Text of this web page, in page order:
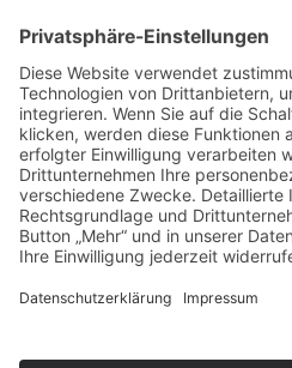
THE KISS TRIBUTE BAND
KISS - der Name ist Programm!